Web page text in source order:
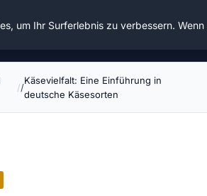
Käsevielfalt: Eine Einführung in
deutsche Käsesorten
um Ihr Surferlebnis zu verbessern.